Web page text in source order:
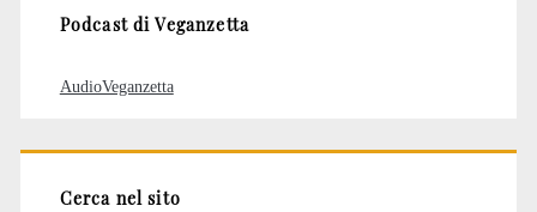
Podcast di Veganzetta
AudioVeganzetta
Cerca nel sito